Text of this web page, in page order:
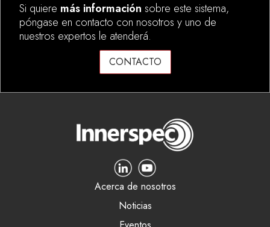
Si quiere más información sobre este sistema,
póngase en contacto con nosotros y uno de
nuestros expertos le atenderá.
CONTACTO
Acerca de nosotros
Noticias